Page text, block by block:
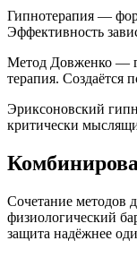
Гипнотерапия —
Эффективность
Метод Довженко —
терапия. Создаётся
Эриксоновский
критически
Сочетание методов
физиологический
защита надёжнее